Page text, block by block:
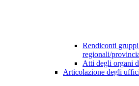
Rendiconti
regionali/
Atti degli organi
Articolazione degli uffici